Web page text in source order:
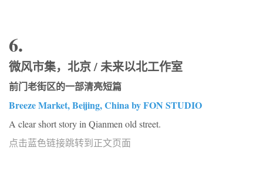
6.
微风市集，北京 / 未来以北工作室
前门老街区的一部清亮短篇
Breeze Market, Beijing, China by FON STUDIO
A clear short story in Qianmen old street.
点击蓝色链接跳转到正文页面